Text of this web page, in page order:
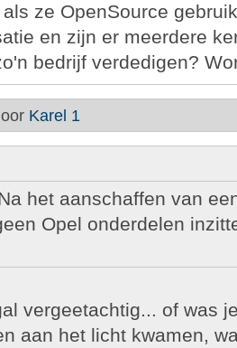
ze OpenSource
en zijn er meerdere
bedrijf verdedigen?
Karel 1
het aanschaffen van
Opel onderdelen
vergeetachtig... of was
aan het licht kwamen,